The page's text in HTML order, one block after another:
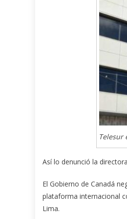
Telesur
Así lo denunció la
El Gobierno de Canadá
plataforma internacional
Lima.